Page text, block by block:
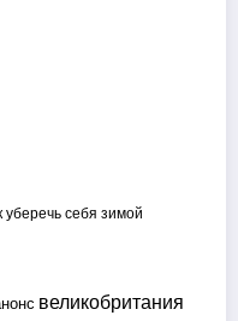
себя зимой
великобритания